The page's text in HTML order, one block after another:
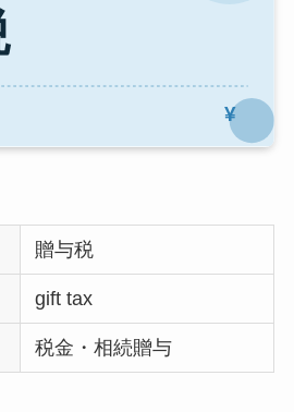
贈与税
gift tax
税金・相続贈与